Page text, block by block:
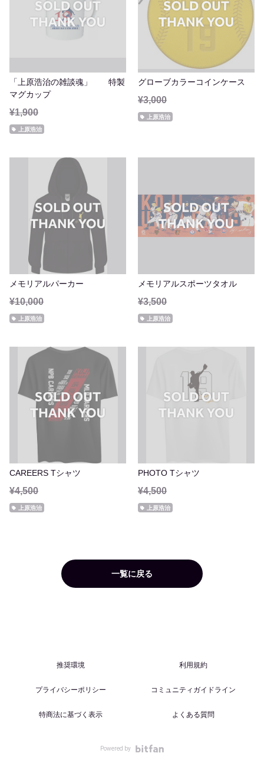
「上原浩治の雑談魂」 特製
マグカップ
¥1,900
上原浩治
グローブカラーコインケース
¥3,000
上原浩治
メモリアルパーカー
¥10,000
上原浩治
メモリアルスポーツタオル
¥3,500
上原浩治
CAREERS Tシャツ
¥4,500
上原浩治
PHOTO Tシャツ
¥4,500
上原浩治
一覧に戻る
推奨環境 利用規約
プライバシーポリシー コミュニティガイドライン
特商法に基づく表示 よくある質問
Powered by